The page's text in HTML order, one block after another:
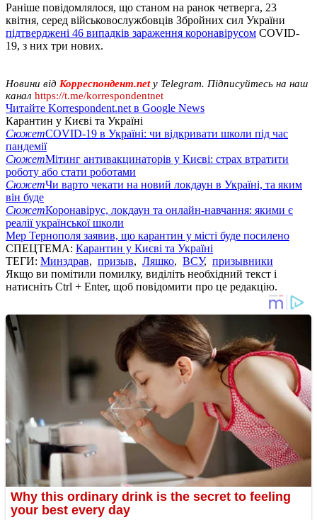
Раніше повідомлялося, що станом на ранок четверга, 23
квітня, серед військовослужбовців Збройних сил України
підтверджені 46 випадків зараження коронавірусом COVID-
19, з них три нових.
Новини від Корреспондент.net у Telegram. Підписуйтесь на наш
канал https://t.me/korrespondentnet
Читайте Korrespondent.net в Google News
Карантин у Києві та Україні
СюжетCOVID-19 в Україні: чи відкривати школи під час
пандемії
СюжетМітинг антивакцинаторів у Києві: страх втратити
роботу або стати роботами
СюжетЧи варто чекати на новий локдаун в Україні, та яким
він буде
СюжетКоронавірус, локдаун та онлайн-навчання: якими є
реалії української школи
Мер Тернополя заявив, що карантин у місті буде посилено
СПЕЦТЕМА: Карантин у Києві та Україні
ТЕГИ: Минздрав, призыв, Ляшко, ВСУ, призывники
Якщо ви помітили помилку, виділіть необхідний текст і
натисніть Ctrl + Enter, щоб повідомити про це редакцію.